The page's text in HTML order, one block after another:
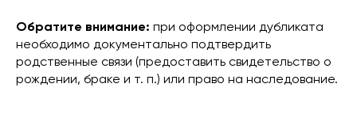
Обратите внимание: при оформлении дубликата
необходимо документально подтвердить
родственные связи (предоставить свидетельство о
рождении, браке и т. п.) или право на наследование.